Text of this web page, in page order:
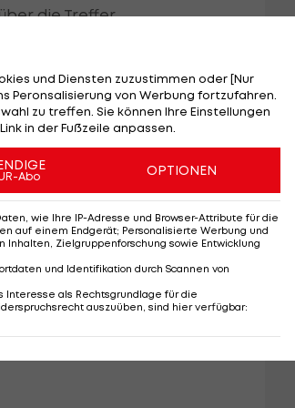
die Treffer.
"Das haben wir
Kombination der
"So ein Gegentor dreht
gesagt, dass sie "ready
und Diensten zuzustimmen oder [Nur
Peronsalisierung von Werbung fortzufahren.
zu treffen. Sie können Ihre Einstellungen
in der Fußzeile anpassen.
Abo OPTIONEN
wie Ihre IP-Adresse und Browser-Attribute für die
auf einem Endgerät; Personalisierte Werbung und
Zielgruppenforschung sowie Entwicklung
und Identifikation durch Scannen von
als Rechtsgrundlage für die
auszuüben, sind hier verfügbar: